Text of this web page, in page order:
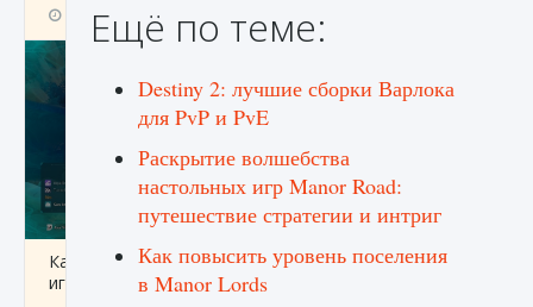
9 августа 2024
Как приручить существ из степей Тамура в
игре Creatures of Ava
Ещё по теме:
Destiny 2: лучшие сборки Варлока
для PvP и PvE
Раскрытие волшебства
настольных игр Manor Road:
путешествие стратегии и интриг
Как повысить уровень поселения
в Manor Lords